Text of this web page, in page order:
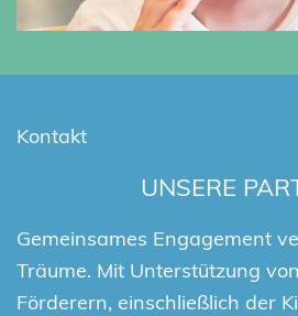
Kontakt
UNSERE
Gemeinsames Engagement
Träume. Mit Unterstützung
Förderern, einschließlich der